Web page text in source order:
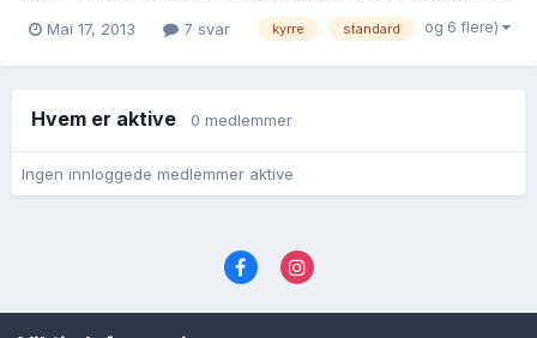
fått mange innspill fra registratorer og andre, samtidig som vi
Mai 17, 2013 7 svar kyrre standard og 6 flere)
Hvem er aktive 0 medlemmer
Ingen innloggede medlemmer aktive